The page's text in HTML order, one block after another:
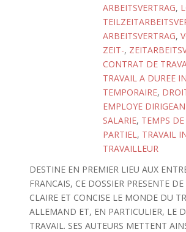
ARBEITSVERTRAG,
ARBEITSVERTRAG,
ZEIT-,
CONTRAT DE
TRAVAIL A DUREE
TEMPORAIRE,
EMPLOYE
SALARIE, TEMPS
PARTIEL, TRAVAIL
TRAVAILLEUR
DESTINE EN PREMIER LIEU AUX
FRANCAIS, CE DOSSIER PRESENTE
CLAIRE ET CONCISE LE MONDE DU
ALLEMAND ET, EN PARTICULIER, LE
TRAVAIL. SES AUTEURS METTENT